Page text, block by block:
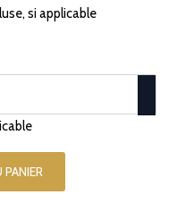
si applicable
PANIER